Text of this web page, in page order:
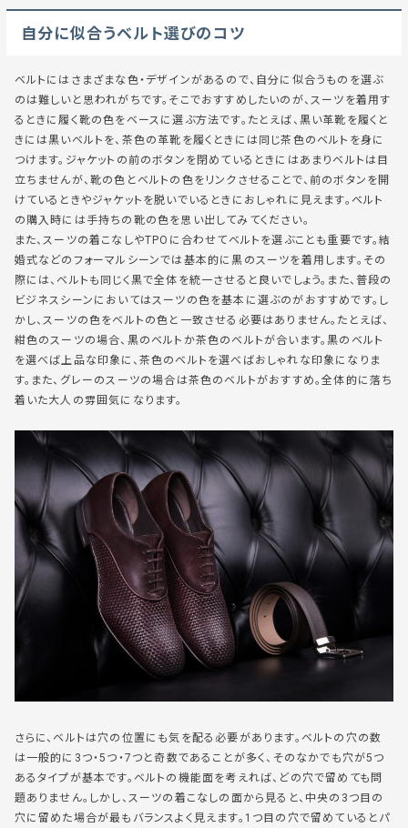
自分に似合うベルト選びのコツ
ベルトにはさまざまな色・デザインがあるので、自分に似合うものを選ぶ
のは難しいと思われがちです。そこでおすすめしたいのが、スーツを着用す
るときに履く靴の色をベースに選ぶ方法です。たとえば、黒い革靴を履くと
きには黒いベルトを、茶色の革靴を履くときには同じ茶色のベルトを身に
つけます。ジャケットの前のボタンを閉めているときにはあまりベルトは目
立ちませんが、靴の色とベルトの色をリンクさせることで、前のボタンを開
けているときやジャケットを脱いでいるときにおしゃれに見えます。ベルト
の購入時には手持ちの靴の色を思い出してみてください。
また、スーツの着こなしやTPOに合わせてベルトを選ぶことも重要です。結
婚式などのフォーマルシーンでは基本的に黒のスーツを着用します。その
際には、ベルトも同じく黒で全体を統一させると良いでしょう。また、普段の
ビジネスシーンにおいてはスーツの色を基本に選ぶのがおすすめです。し
かし、スーツの色をベルトの色と一致させる必要はありません。たとえば、
紺色のスーツの場合、黒のベルトか茶色のベルトが合います。黒のベルト
を選べば上品な印象に、茶色のベルトを選べばおしゃれな印象になりま
す。また、グレーのスーツの場合は茶色のベルトがおすすめ。全体的に落ち
着いた大人の雰囲気になります。
さらに、ベルトは穴の位置にも気を配る必要があります。ベルトの穴の数
は一般的に3つ・5つ・7つと奇数であることが多く、そのなかでも穴が5つ
あるタイプが基本です。ベルトの機能面を考えれば、どの穴で留めても問
題ありません。しかし、スーツの着こなしの面から見ると、中央の3つ目の
穴に留めた場合が最もバランスよく見えます。1つ目の穴で留めているとパ